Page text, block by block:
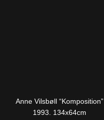
Anne Vilsbøll “Komposition”
1993. 134x64cm